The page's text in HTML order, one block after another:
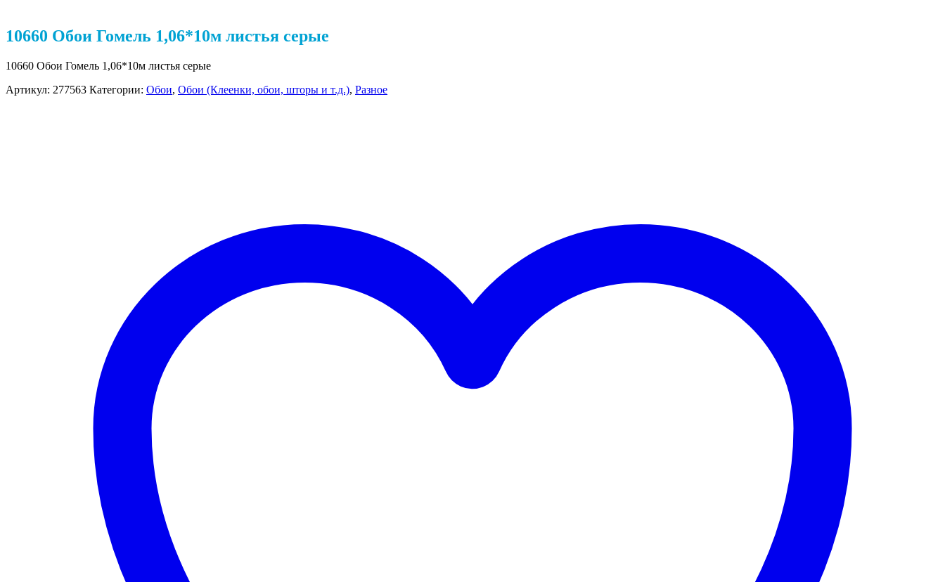
10660 Обои Гомель 1,06*10м листья серые
10660 Обои Гомель 1,06*10м листья серые
Артикул: 277563 Категории: Обои, Обои (Клеенки, обои, шторы и т.д.), Разное